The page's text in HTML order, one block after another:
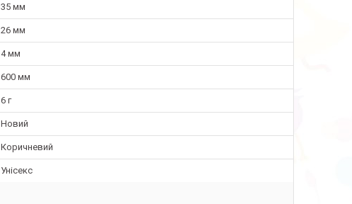
35 мм
26 мм
4 мм
600 мм
6 г
Новий
Коричневий
Унісекс